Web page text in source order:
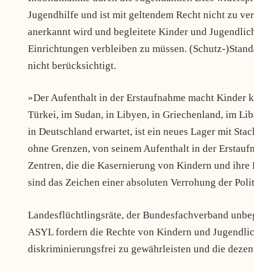
Jugendhilfe und ist mit geltendem Recht nicht zu
anerkannt wird und begleitete Kinder und
Einrichtungen verbleiben zu müssen. (Schutz-
nicht berücksichtigt.
»Der Aufenthalt in der Erstaufnahme macht
Türkei, im Sudan, in Libyen, in Griechenland, im
in Deutschland erwartet, ist ein neues Lager mit
ohne Grenzen, von seinem Aufenthalt in der
Zentren, die die Kasernierung von Kindern und
sind das Zeichen einer absoluten Verrohung der
Landesflüchtlingsräte, der Bundesfachverband
ASYL fordern die Rechte von Kindern und
diskriminierungsfrei zu gewährleisten und die